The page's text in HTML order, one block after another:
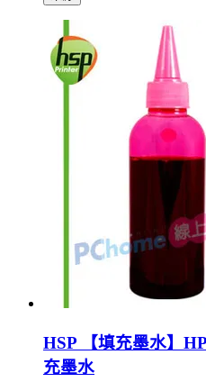
HSP 【填充墨水】
充墨水